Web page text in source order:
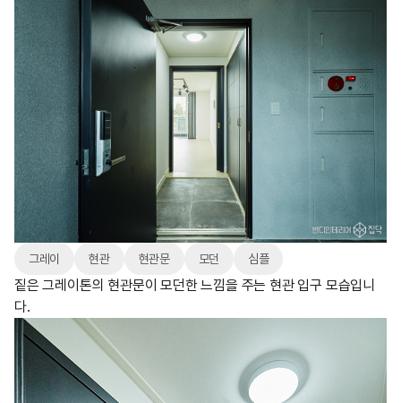
그레이 현관 현관문 모던 심플
짙은 그레이톤의 현관문이 모던한 느낌을 주는 현관 입구 모습입니
다.